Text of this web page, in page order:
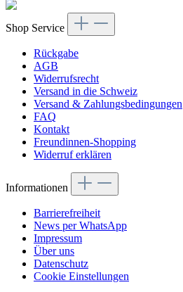
Shop Service
Rückgabe
AGB
Widerrufsrecht
Versand in die Schweiz
Versand & Zahlungsbedingungen
FAQ
Kontakt
Freundinnen-Shopping
Widerruf erklären
Informationen
Barrierefreiheit
News per WhatsApp
Impressum
Über uns
Datenschutz
Cookie Einstellungen